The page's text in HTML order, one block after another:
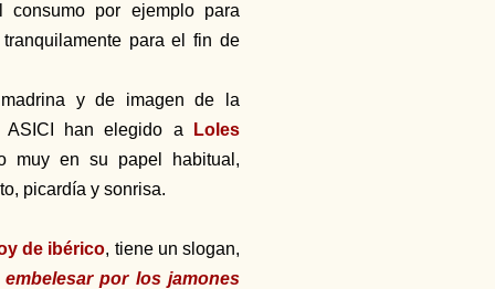
por ejemplo para
para el fin de
y de imagen de la
ASICI han elegido a
Loles
muy en su papel habitual,
picardía y sonrisa.
de ibérico, tiene un slogan,
por los jamones